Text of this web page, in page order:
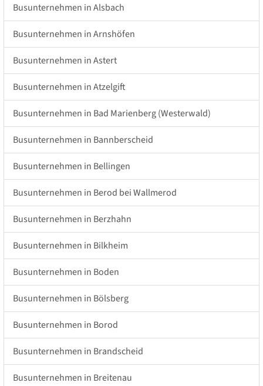
Busunternehmen in Alsbach
Busunternehmen in Arnshöfen
Busunternehmen in Astert
Busunternehmen in Atzelgift
Busunternehmen in Bad Marienberg (Westerwald)
Busunternehmen in Bannberscheid
Busunternehmen in Bellingen
Busunternehmen in Berod bei Wallmerod
Busunternehmen in Berzhahn
Busunternehmen in Bilkheim
Busunternehmen in Boden
Busunternehmen in Bölsberg
Busunternehmen in Borod
Busunternehmen in Brandscheid
Busunternehmen in Breitenau